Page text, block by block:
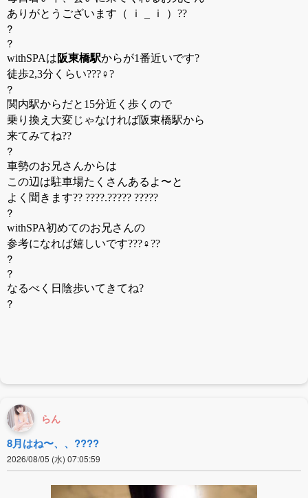
ありがとうございます（ ｉ _ ｉ ）??
?
?
withSPAは阪東橋駅からが1番近いです?
徒歩2,3分くらい???♀?
?
関内駅からだと15分近く歩くので
乗り換え大変じゃなければ阪東橋駅から
来てみてね??
?
車勢のお兄さんからは
この辺は駐車場たくさんあるよ〜と
よく聞きます?? ????.????? ?????
?
withSPA初めてのお兄さんの
参考になれば嬉しいです???♀??
?
?
なるべく日陰歩いてきてね?
?
らん
8月はね〜、、????
2026/08/05 (水) 07:05:59